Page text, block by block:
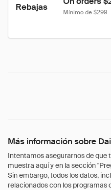
Rebajas Mínimo de $299
Más información sobre
Intentamos asegurarnos de que
muestra aquí y en la sección
Sin embargo, todos los datos,
relacionados con los programas